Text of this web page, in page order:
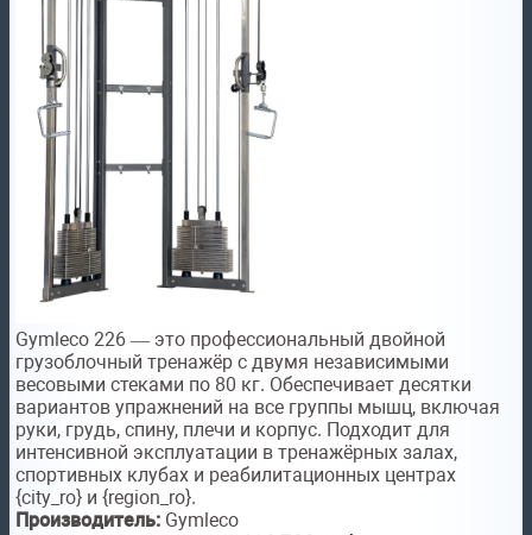
Gymleco 226 — это профессиональный двойной
грузоблочный тренажёр с двумя независимыми
весовыми стеками по 80 кг. Обеспечивает десятки
вариантов упражнений на все группы мышц, включая
руки, грудь, спину, плечи и корпус. Подходит для
интенсивной эксплуатации в тренажёрных залах,
спортивных клубах и реабилитационных центрах
{city_ro} и {region_ro}.
Производитель: Gymleco